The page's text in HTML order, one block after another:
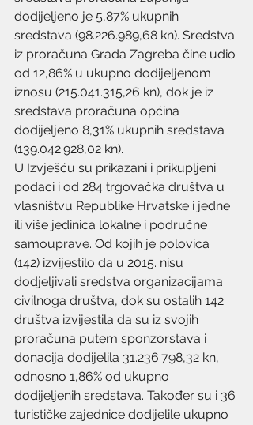
dodijeljeno je 5,87% ukupnih
sredstava (98.226.989,68 kn). Sredstva
iz proračuna Grada Zagreba čine udio
od 12,86% u ukupno dodijeljenom
iznosu (215.041.315,26 kn), dok je iz
sredstava proračuna općina
dodijeljeno 8,31% ukupnih sredstava
(139.042.928,02 kn).
U Izvješću su prikazani i prikupljeni
podaci i od 284 trgovačka društva u
vlasništvu Republike Hrvatske i jedne
ili više jedinica lokalne i područne
samouprave. Od kojih je polovica
(142) izvijestilo da u 2015. nisu
dodjeljivali sredstva organizacijama
civilnoga društva, dok su ostalih 142
društva izvijestila da su iz svojih
proračuna putem sponzorstava i
donacija dodijelila 31.236.798,32 kn,
odnosno 1,86% od ukupno
dodijeljenih sredstava. Također su i 36
turističke zajednice dodijelile ukupno